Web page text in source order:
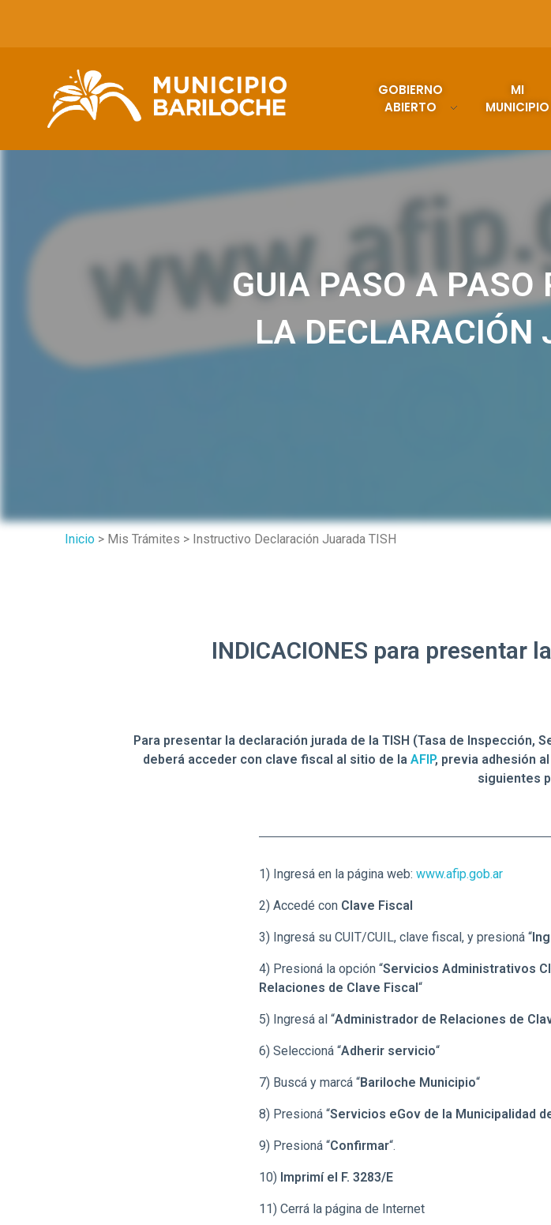
GOBIERNO
ABIERTO
MI
MUNICIPIO
GUIA PASO A PASO
LA DECLARACIÓN
Inicio > Mis Trámites > Instructivo Declaración Juarada TISH
INDICACIONES para presentar
Para presentar la declaración jurada de la TISH (Tasa de
deberá acceder con clave fiscal al sitio de la AFIP, previa adhesión al
siguientes
1) Ingresá en la página web: www.afip.gob.ar
2) Accedé con Clave Fiscal
3) Ingresá su CUIT/CUIL, clave fiscal, y presioná “
4) Presioná la opción “Servicios Administrativos
Relaciones de Clave Fiscal“
5) Ingresá al “Administrador de Relaciones de
6) Seleccioná “Adherir servicio“
7) Buscá y marcá “Bariloche Municipio“
8) Presioná “Servicios eGov de la Municipalidad
9) Presioná “Confirmar“.
10) Imprimí el F. 3283/E
11) Cerrá la página de Internet